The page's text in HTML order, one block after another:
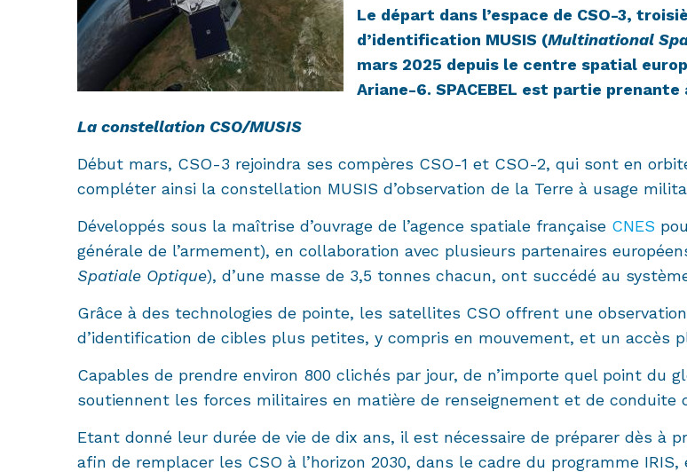
Le départ dans l’espace de CSO-3,
d’identification MUSIS (Multinational
mars 2025 depuis le centre spatial
Ariane-6. SPACEBEL est partie
La constellation CSO/MUSIS
Début mars, CSO-3 rejoindra ses compères CSO-1 et CSO-2, qui sont en
compléter ainsi la constellation MUSIS d’observation de la Terre à usage
Développés sous la maîtrise d’ouvrage de l’agence spatiale française CNES
générale de l’armement), en collaboration avec plusieurs partenaires
Spatiale Optique), d’une masse de 3,5 tonnes chacun, ont succédé au
Grâce à des technologies de pointe, les satellites CSO offrent une
d’identification de cibles plus petites, y compris en mouvement, et un accès
Capables de prendre environ 800 clichés par jour, de n’importe quel point du
soutiennent les forces militaires en matière de renseignement et de conduite
Etant donné leur durée de vie de dix ans, il est nécessaire de préparer dès à
afin de remplacer les CSO à l’horizon 2030, dans le cadre du programme